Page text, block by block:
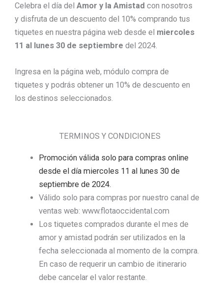
Celebra el día del Amor y la Amistad con nosotros
y disfruta de un descuento del 10% comprando tus
tiquetes en nuestra página web desde el miercoles
11 al lunes 30 de septiembre del 2024.
Ingresa en la página web, módulo compra de
tiquetes y podrás obtener un 10% de descuento en
los destinos seleccionados.
TERMINOS Y CONDICIONES
Promoción válida solo para compras online
desde el día miercoles 11 al lunes 30 de
septiembre de 2024.
Válido solo para compras por nuestro canal de
ventas web: www.flotaoccidental.com
Los tiquetes comprados durante el mes de
amor y amistad podrán ser utilizados en la
fecha seleccionada al momento de la compra.
En caso de requerir un cambio de itinerario
debe cancelar el valor restante.